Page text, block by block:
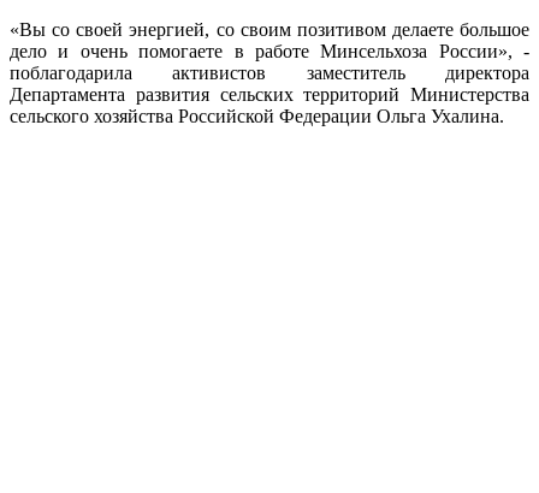
«Вы со своей энергией, со своим позитивом делаете большое
дело и очень помогаете в работе Минсельхоза России», -
поблагодарила активистов заместитель директора
Департамента развития сельских территорий Министерства
сельского хозяйства Российской Федерации Ольга Ухалина.